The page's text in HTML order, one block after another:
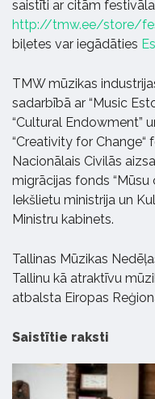
saistīti ar citām
http://tmw.ee/store/
biļetes var iegādāties
TMW mūzikas
sadarbībā ar “Music
“Cultural Endowment”
“Creativity for
Nacionālais Civilās
migrācijas fonds “Mūsu
Iekšlietu ministrija un
Ministru kabinets.
Tallinas Mūzikas
Tallinu kā atraktīvu
atbalsta Eiropas
Saistītie raksti